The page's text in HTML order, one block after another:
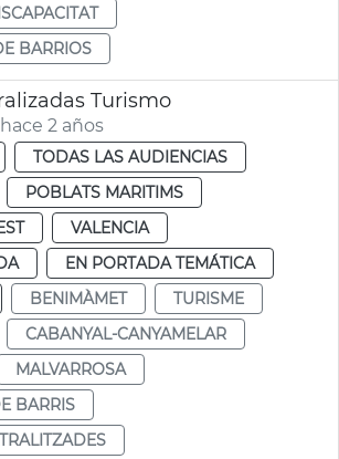
BARRIOS
Turismo
2 años
TODAS LAS AUDIENCIAS
POBLATS MARITIMS
VALENCIA
EN PORTADA TEMÁTICA
BENIMÀMET
TURISME
CABANYAL-CANYAMELAR
MALVARROSA
BARRIS